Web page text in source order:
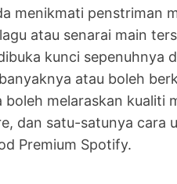
menikmati penstriman
atau senarai main
kunci sepenuhnya
atau boleh
melaraskan kualiti
dan satu-satunya cara
Premium Spotify.